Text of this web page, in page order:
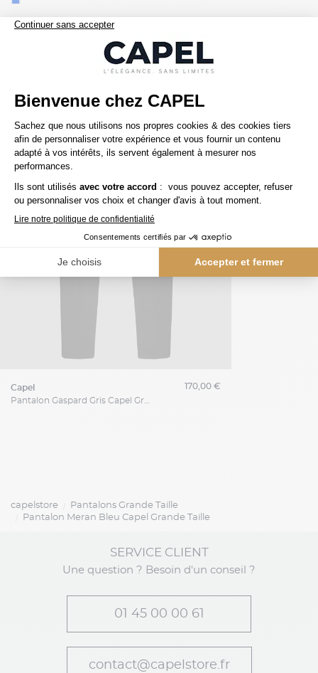
Nos clients aiment aussi
capel
Pantalon Gaspard Gris Capel Grande Taille
170,00 €
capelstore
Pantalons Grande Taille
Pantalon Meran Bleu Capel Grande Taille
SERVICE CLIENT
Une question ? Besoin d'un conseil ?
01 45 00 00 61
contact@capelstore.fr